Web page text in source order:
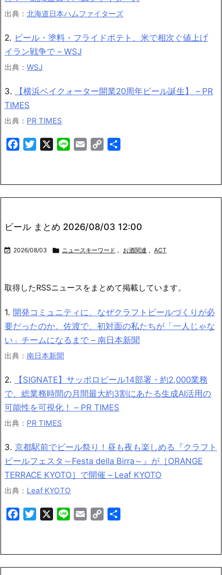
出典： 北海道日本ハムファイターズ
2. ビール・塗料・フライドポテト、米で相次ぐ値上げ
イラン戦争で – WSJ
出典： WSJ
3.
【横浜ベイクォーター開業20周年ビール誕生】 – PR
TIMES
出典： PR TIMES
FacebookTwitter Line Email
Copy
ビール まとめ 2026/08/03 12:00
 2026/08/03  ニュースキーワード , お酒関連 , ACT
取得したRSSニュースをまとめて掲載しています。
1. 開発コミュニティに、なぜクラフトビールづくりが必
要だったのか。佐渡で、初対面の私たちが「一人じゃな
い」チームになるまで – 南日本新聞
出典： 南日本新聞
2.
【SIGNATE】サッポロビール14部署・約2,000業務
で、総業務時間の月間最大約3割にあたる生成AI活用の
可能性を可視化！ – PR TIMES
出典： PR TIMES
3. 京都駅前でビール祭り！昼も夜も楽しめる『クラフト
ビールフェスタ～Festa della Birra～』が［ORANGE
TERRACE KYOTO］で開催 – Leaf KYOTO
出典： Leaf KYOTO
FacebookTwitter Line Email
Copy